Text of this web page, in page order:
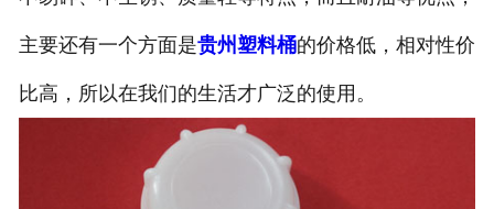
联系我们
主要还有一个方面是贵州塑料桶的价格低，相对性价
比高，所以在我们的生活才广泛的使用。